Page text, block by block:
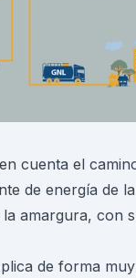
cuenta el
de energía de
amargura, con
de forma